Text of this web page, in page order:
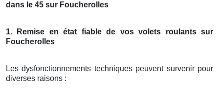
dans le 45 sur Foucherolles
1. Remise en état fiable de vos volets roulants sur
Foucherolles
Les dysfonctionnements techniques peuvent survenir pour
diverses raisons :